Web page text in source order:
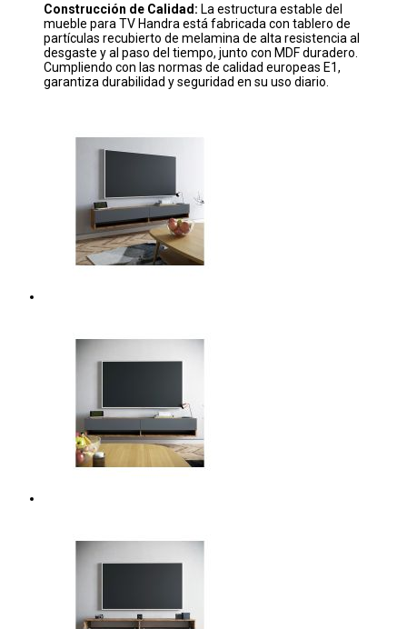
Construcción de Calidad: La estructura estable del
mueble para TV Handra está fabricada con tablero de
partículas recubierto de melamina de alta resistencia al
desgaste y al paso del tiempo, junto con MDF duradero.
Cumpliendo con las normas de calidad europeas E1,
garantiza durabilidad y seguridad en su uso diario.